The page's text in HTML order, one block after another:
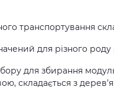
транспортування
для різного роду
для збирання
складається з